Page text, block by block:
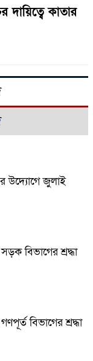
দায়িত্বে কাতার
উদ্যোগে জুলাই
বিভাগের শ্রদ্ধা
বিভাগের শ্রদ্ধা